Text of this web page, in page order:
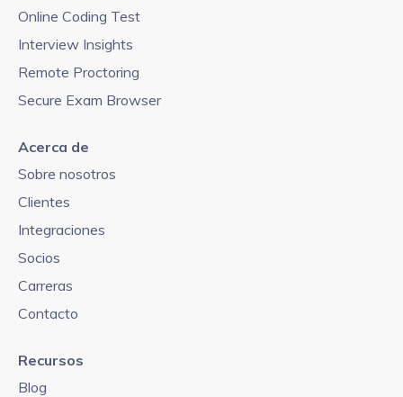
Online Coding Test
Interview Insights
Remote Proctoring
Secure Exam Browser
Acerca de
Sobre nosotros
Clientes
Integraciones
Socios
Carreras
Contacto
Recursos
Blog